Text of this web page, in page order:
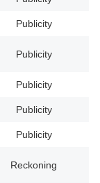
Publicity
Publicity
Publicity
Publicity
Publicity
Reckoning